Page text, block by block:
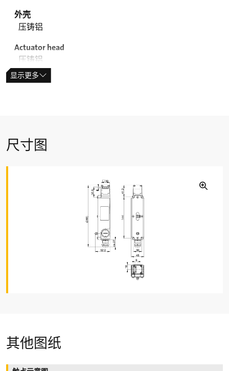
外壳
压铸铝
Actuator head
压铸铝
开关类型
防护等级
11.5 million (at DC-13 100 mA/24 V)
安装位置
显示更多
尺寸图
其他图纸